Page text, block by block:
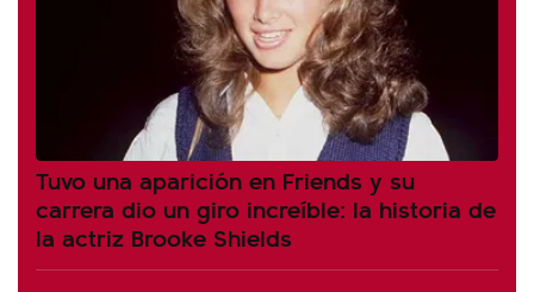
Tuvo una aparición en Friends y su
carrera dio un giro increíble: la historia de
la actriz Brooke Shields